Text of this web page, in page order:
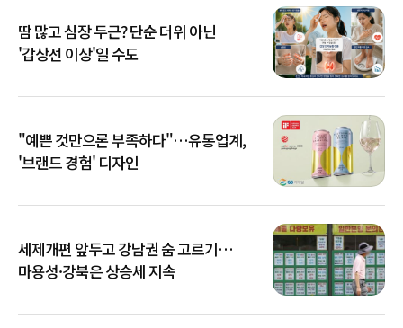
땀 많고 심장 두근? 단순 더위 아닌
'갑상선 이상'일 수도
"예쁜 것만으론 부족하다"…유통업계,
'브랜드 경험' 디자인
세제개편 앞두고 강남권 숨 고르기…
마용성·강북은 상승세 지속